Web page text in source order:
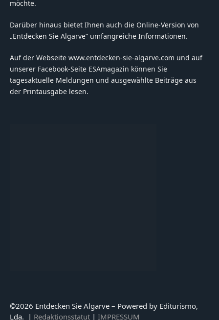
möchte.
Darüber hinaus bietet Ihnen auch die Online-Version von
„Entdecken Sie Algarve“ umfangreiche Informationen.
Auf der Webseite www.entdecken-sie-algarve.com und auf
unserer Facebook-Seite ESAmagazin können Sie
tagesaktuelle Meldungen und ausgewählte Beiträge aus
der Printausgabe lesen.
©2026 Entdecken Sie Algarve – Powered by Editurismo,
Lda. | Redaktionsstatut | IMPRESSUM